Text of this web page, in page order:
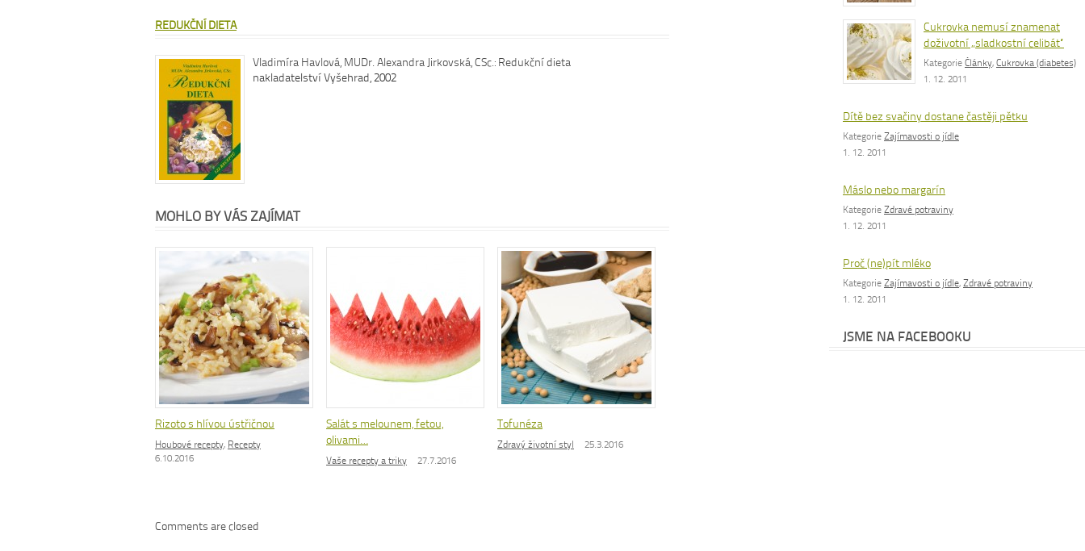
REDUKČNÍ DIETA
Vladimíra Havlová, MUDr. Alexandra Jirkovská, CSc.: Redukční dieta
nakladatelství Vyšehrad, 2002
MOHLO BY VÁS ZAJÍMAT
Rizoto s hlívou ústřičnou
Houbové recepty, Recepty
6.10.2016
Salát s melounem, fetou,
olivami…
Vaše recepty a triky 27.7.2016
Tofunéza
Zdravý životní styl 25.3.2016
Comments are closed
Cukrovka nemusí znamenat
doživotní „sladkostní celibát“
Kategorie Články, Cukrovka (diabetes)
1. 12. 2011
Dítě bez svačiny dostane častěji pětku
Kategorie Zajímavosti o jídle
1. 12. 2011
Máslo nebo margarín
Kategorie Zdravé potraviny
1. 12. 2011
Proč (ne)pít mléko
Kategorie Zajímavosti o jídle, Zdravé potraviny
1. 12. 2011
JSME NA FACEBOOKU